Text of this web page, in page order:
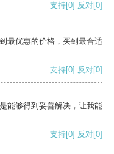
支持[0] 反对[0]
最优惠的价格，买到最合适
支持[0] 反对[0]
能够得到妥善解决，让我能
支持[0] 反对[0]